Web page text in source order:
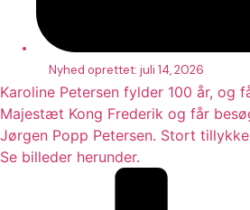
Nyhed oprettet: juli 14, 2026
Karoline Petersen fylder 100 år, og
Majestæt Kong Frederik og får
Jørgen Popp Petersen. Stort
Se billeder herunder.